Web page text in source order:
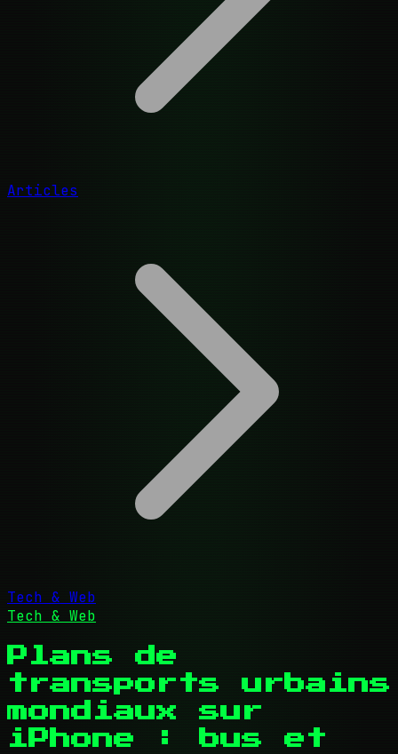
Articles
Tech & Web
Tech & Web
Plans de
transports urbains
mondiaux sur
iPhone : bus et